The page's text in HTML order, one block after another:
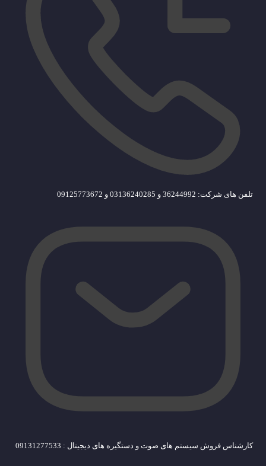
تلفن های شرکت: 36244992 و 03136240285 و 09125773672
کارشناس فروش سیستم های صوت و دستگیره های دیجیتال : 09131277533